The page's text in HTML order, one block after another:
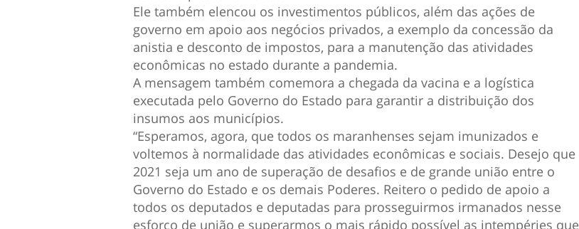
Ele também elencou os investimentos públicos, além das ações de
governo em apoio aos negócios privados, a exemplo da concessão da
anistia e desconto de impostos, para a manutenção das atividades
econômicas no estado durante a pandemia.
A mensagem também comemora a chegada da vacina e a logística
executada pelo Governo do Estado para garantir a distribuição dos
insumos aos municípios.
“Esperamos, agora, que todos os maranhenses sejam imunizados e
voltemos à normalidade das atividades econômicas e sociais. Desejo que
2021 seja um ano de superação de desafios e de grande união entre o
Governo do Estado e os demais Poderes. Reitero o pedido de apoio a
todos os deputados e deputadas para prosseguirmos irmanados nesse
esforço de união e superarmos o mais rápido possível as intempéries que